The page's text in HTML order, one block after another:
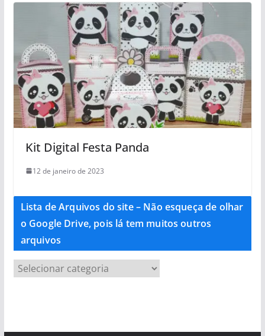
Kit Digital Festa Panda
12 de janeiro de 2023
Lista de Arquivos do site – Não esqueça de olhar
o Google Drive, pois lá tem muitos outros
arquivos
i